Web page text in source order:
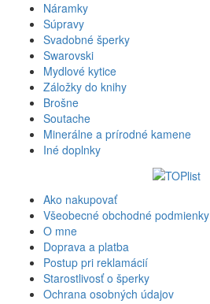
Náramky
Súpravy
Svadobné šperky
Swarovski
Mydlové kytice
Záložky do knihy
Brošne
Soutache
Minerálne a prírodné kamene
Iné doplnky
Ako nakupovať
Všeobecné obchodné podmienky
O mne
Doprava a platba
Postup pri reklamácií
Starostlivosť o šperky
Ochrana osobných údajov